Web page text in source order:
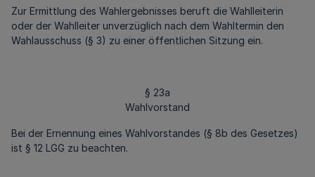
Zur Ermittlung des Wahlergebnisses beruft die Wahlleiterin
oder der Wahlleiter unverzüglich nach dem Wahltermin den
Wahlausschuss (§ 3) zu einer öffentlichen Sitzung ein.
§ 23a
Wahlvorstand
Bei der Ernennung eines Wahlvorstandes (§ 8b des Gesetzes)
ist § 12 LGG zu beachten.